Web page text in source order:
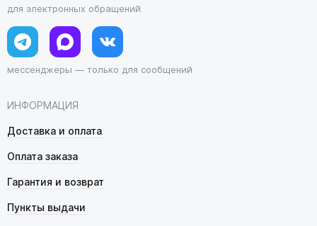
ИНФОРМАЦИЯ
Доставка и оплата
Оплата заказа
Гарантия и возврат
Пункты выдачи
для электронных обращений
мессенджеры — только для сообщений